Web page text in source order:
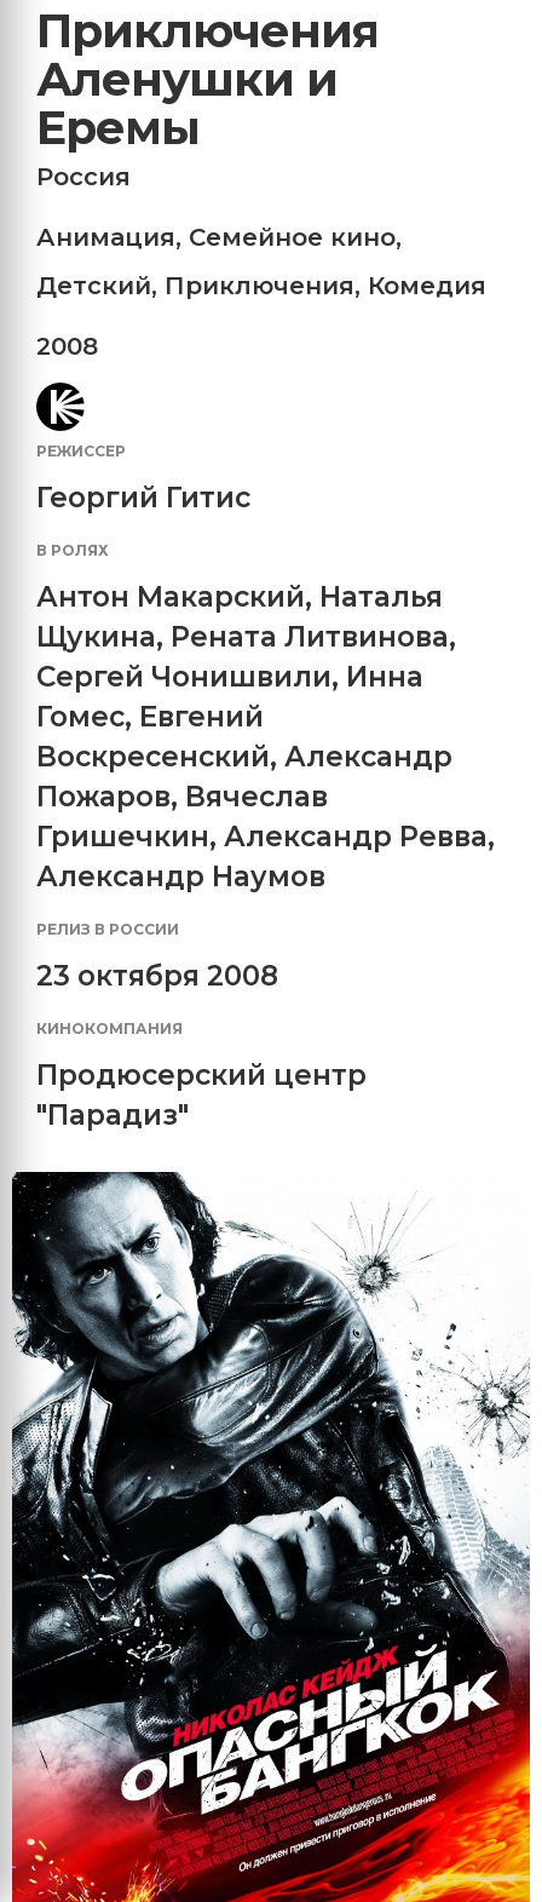
Приключения
Аленушки и
Еремы
Россия
Анимация, Семейное кино,
Детский, Приключения, Комедия
2008
РЕЖИССЕР
Георгий Гитис
В РОЛЯХ
Антон Макарский, Наталья
Щукина, Рената Литвинова,
Сергей Чонишвили, Инна
Гомес, Евгений
Воскресенский, Александр
Пожаров, Вячеслав
Гришечкин, Александр Ревва,
Александр Наумов
РЕЛИЗ В РОССИИ
23 октября 2008
КИНОКОМПАНИЯ
Продюсерский центр
"Парадиз"